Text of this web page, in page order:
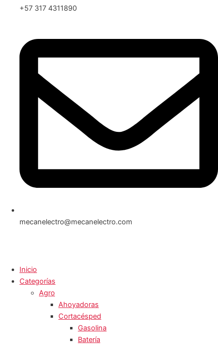
+57 317 4311890
mecanelectro@mecanelectro.com
Inicio
Categorías
Agro
Ahoyadoras
Cortacésped
Gasolina
Batería